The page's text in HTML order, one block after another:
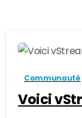
Communauté
Voici